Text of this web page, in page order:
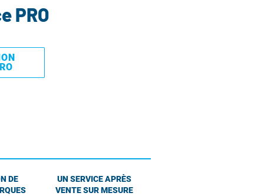
PRO
DE
UN SERVICE APRÈS
VENTE SUR MESURE